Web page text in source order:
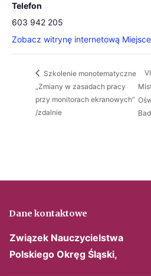
Telefon
603 942 205
Zobacz witrynę internetową Miejsce
Szkolenie monotematyczne
„Zmiany w zasadach pracy
przy monitorach ekranowych”
/zdalnie
Dane kontaktowe
Związek Nauczycielstwa
Polskiego Okręg Śląski,